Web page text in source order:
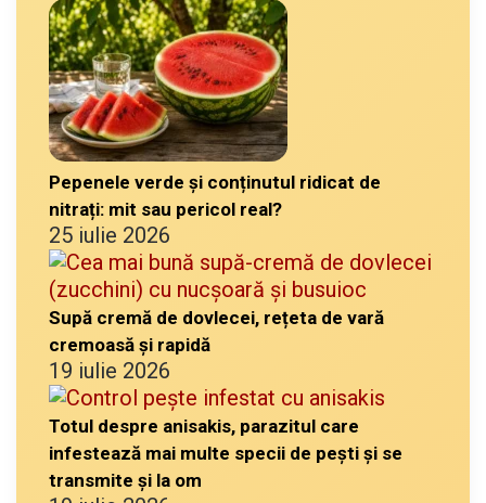
Pepenele verde și conținutul ridicat de
nitrați: mit sau pericol real?
25 iulie 2026
Supă cremă de dovlecei, rețeta de vară
cremoasă și rapidă
19 iulie 2026
Totul despre anisakis, parazitul care
infestează mai multe specii de pești și se
transmite și la om